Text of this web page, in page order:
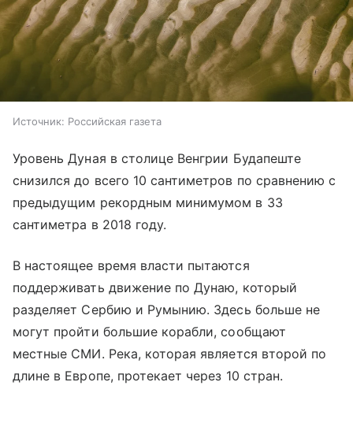
Источник: Российская газета
Уровень Дуная в столице Венгрии Будапеште
снизился до всего 10 сантиметров по сравнению с
предыдущим рекордным минимумом в 33
сантиметра в 2018 году.
В настоящее время власти пытаются
поддерживать движение по Дунаю, который
разделяет Сербию и Румынию. Здесь больше не
могут пройти большие корабли, сообщают
местные СМИ. Река, которая является второй по
длине в Европе, протекает через 10 стран.